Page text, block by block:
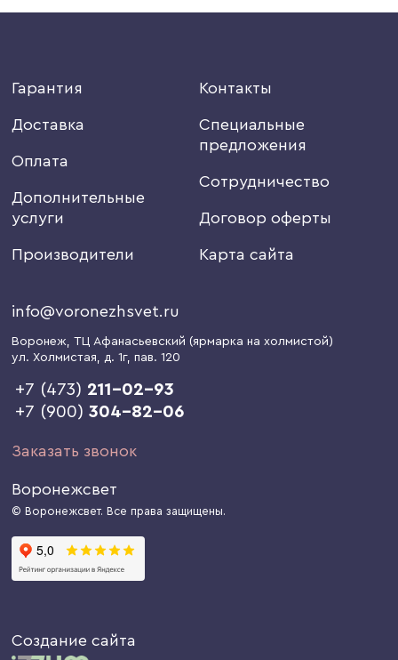
Гарантия
Доставка
Оплата
Дополнительные
услуги
Производители
Контакты
Специальные
предложения
Сотрудничество
Договор оферты
Карта сайта
info@voronezhsvet.ru
Воронеж, ТЦ Афанасьевский (ярмарка на холмистой)
ул. Холмистая, д. 1г, пав. 120
+7 (473) 211-02-93
+7 (900)304-82-06
Заказать звонок
Воронежсвет
© Воронежсвет. Все права защищены.
Создание сайта